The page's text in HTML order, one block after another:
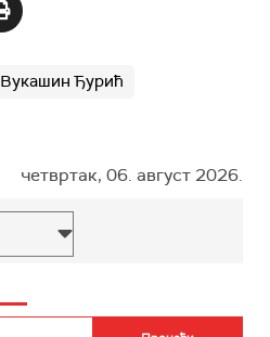
Вукашин Ђурић
четвртак, 06. август 2026.